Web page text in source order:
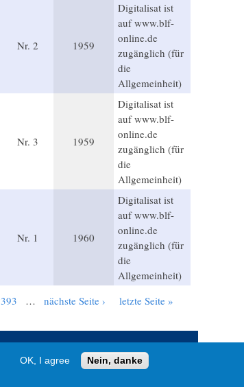
Nr. 2 1959
Digitalisat ist
auf www.blf-
online.de
zugänglich (für
die
Allgemeinheit)
Nr. 3 1959
Digitalisat ist
auf www.blf-
online.de
zugänglich (für
die
Allgemeinheit)
Nr. 1 1960
Digitalisat ist
auf www.blf-
online.de
zugänglich (für
die
Allgemeinheit)
393 … nächste Seite ›
letzte Seite »
OK, I agree Nein, danke